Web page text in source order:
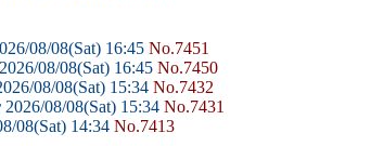
08/08(Sat) 16:45 No.7451
2026/08/08(Sat) 16:45 No.7450
08/08(Sat) 15:34 No.7432
2026/08/08(Sat) 15:34 No.7431
08(Sat) 14:34 No.7413